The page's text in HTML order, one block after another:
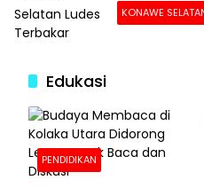
KONAWE
Edukasi
PENDIDIKAN